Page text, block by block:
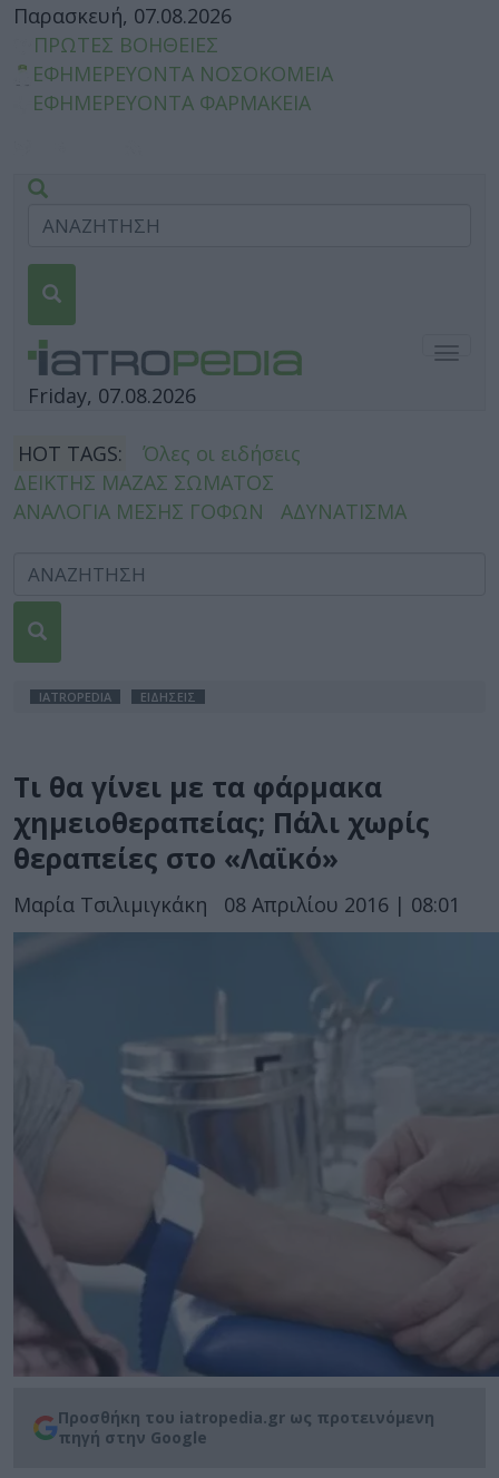
Παρασκευή, 07.08.2026
ΠΡΩΤΕΣ ΒΟΗΘΕΙΕΣ
ΕΦΗΜΕΡΕΥΟΝΤΑ ΝΟΣΟΚΟΜΕΙΑ
ΕΦΗΜΕΡΕΥΟΝΤΑ ΦΑΡΜΑΚΕΙΑ
Friday, 07.08.2026
HOT TAGS:
Όλες οι ειδήσεις
ΔΕΙΚΤΗΣ ΜΑΖΑΣ ΣΩΜΑΤΟΣ
ΑΝΑΛΟΓΙΑ ΜΕΣΗΣ ΓΟΦΩΝ
ΑΔΥΝΑΤΙΣΜΑ
IATROPEDIA ΕΙΔΗΣΕΙΣ
Τι θα γίνει με τα φάρμακα
χημειοθεραπείας; Πάλι χωρίς
θεραπείες στο «Λαϊκό»
Μαρία Τσιλιμιγκάκη 08 Απριλίου 2016 | 08:01
Προσθήκη του iatropedia.gr ως προτεινόμενη
πηγή στην Google